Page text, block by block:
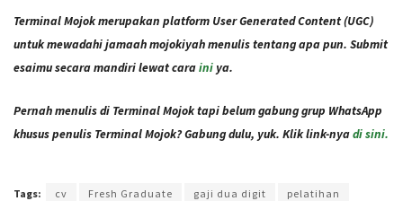
Terminal Mojok merupakan platform User Generated Content (UGC)
untuk mewadahi jamaah mojokiyah menulis tentang apa pun. Submit
esaimu secara mandiri lewat caraini ya.
Pernah menulis di Terminal Mojok tapi belum gabung grup WhatsApp
khusus penulis Terminal Mojok? Gabung dulu, yuk. Klik link-nyadi sini.
Tags: cv Fresh Graduate gaji dua digit
pelatihan